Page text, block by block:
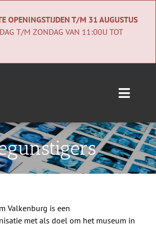
OPENINGSTIJDEN T/M 31 AUGUSTUS
T/M ZONDAG VAN 11:00U TOT
Toggle
Valkenburg is een
met als doel om het museum in